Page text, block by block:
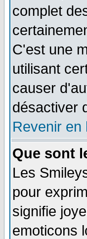
complet
C'est une
utilisant
causer
désactiver
Revenir en
Que sont
Les
pour
signifie
emoticons